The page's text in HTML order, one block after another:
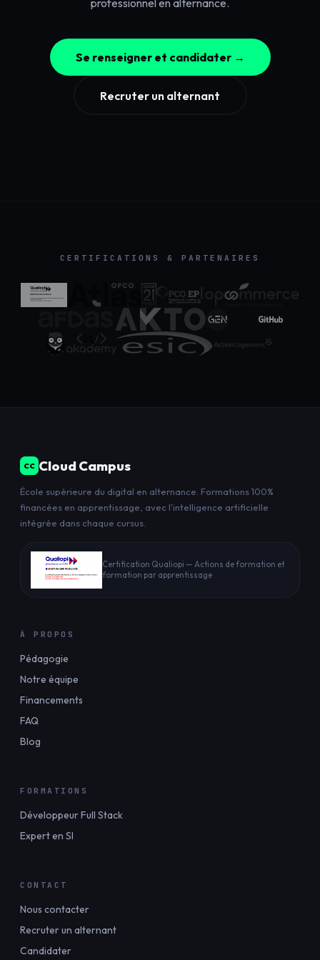
professionnel en alternance.
Se renseigner et candidater →
Recruter un alternant
CERTIFICATIONS & PARTENAIRES
CC Cloud Campus
École supérieure du digital en alternance. Formations 100%
financées en apprentissage, avec l'intelligence artificielle
intégrée dans chaque cursus.
Certification Qualiopi — Actions de formation et
formation par apprentissage
À PROPOS
Pédagogie
Notre équipe
Financements
FAQ
Blog
FORMATIONS
Développeur Full Stack
Expert en SI
CONTACT
Nous contacter
Recruter un alternant
Candidater